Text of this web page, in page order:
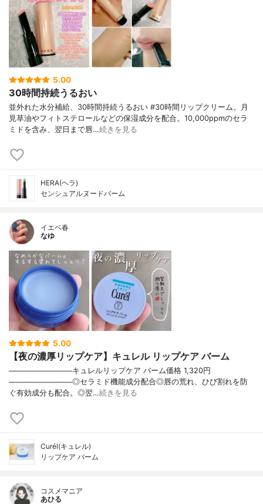
5.00
30時間持続うるおい
並外れた水分補給、30時間持続うるおい #30時間リップクリーム。月
見草油やフィトステロールなどの保湿成分を配合。10,000ppmのセラ
ミドを含み、翌日まで唇…続きを見る
HERA(ヘラ)
センシュアルヌードバーム
イエベ春
なゆ
5.00
【夜の濃厚リップケア】キュレル リップケア バーム
────────────キュレルリップケア バーム価格 1,320円
────────────◎セラミド機能成分配合◎唇の荒れ、ひび割れを防
ぐ有効成分も配合。◎翌…続きを見る
Curél(キュレル)
リップケア バーム
コスメマニア
あひる